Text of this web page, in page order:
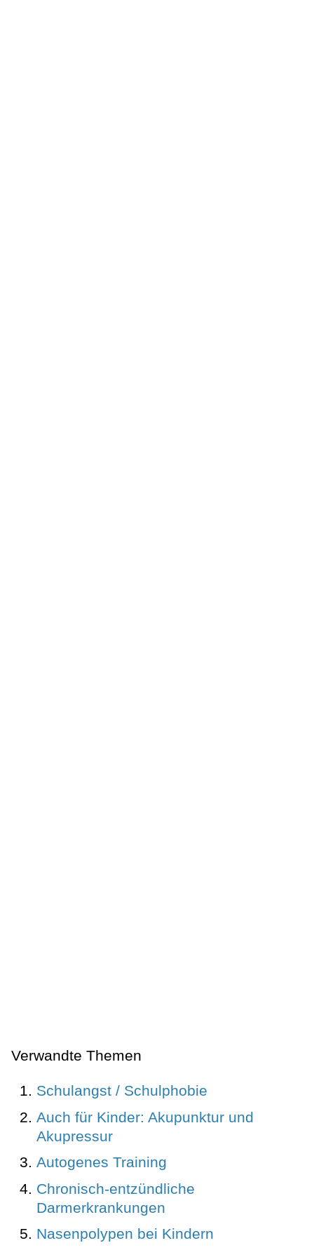
Verwandte Themen
Schulangst / Schulphobie
Auch für Kinder: Akupunktur und
Akupressur
Autogenes Training
Chronisch-entzündliche
Darmerkrankungen
Nasenpolypen bei Kindern